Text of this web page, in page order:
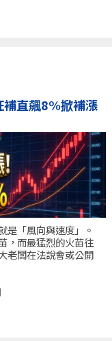
補直飆8%掀補漲
是「風向與速度」。
，而最猛烈的火苗往
老闆在法說會或公開